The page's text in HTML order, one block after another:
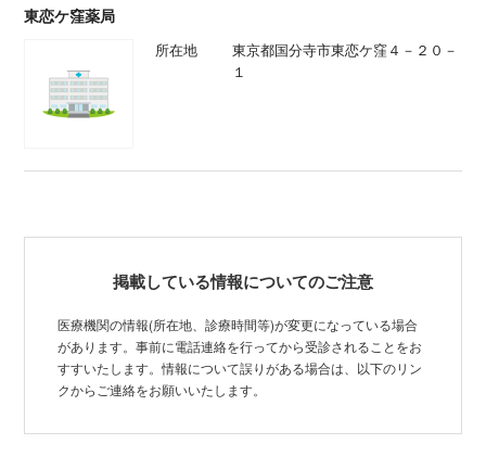
東恋ケ窪薬局
所在地
東京都国分寺市東恋ケ窪４－２０－
１
掲載している情報についてのご注意
医療機関の情報(所在地、診療時間等)が変更になっている場合
があります。事前に電話連絡を行ってから受診されることをお
すすいたします。情報について誤りがある場合は、以下のリン
クからご連絡をお願いいたします。